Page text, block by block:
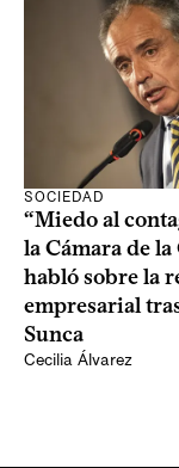
SOCIEDAD
“Miedo al
la Cámara de
habló sobre la
empresarial
Sunca
Cecilia Álvarez